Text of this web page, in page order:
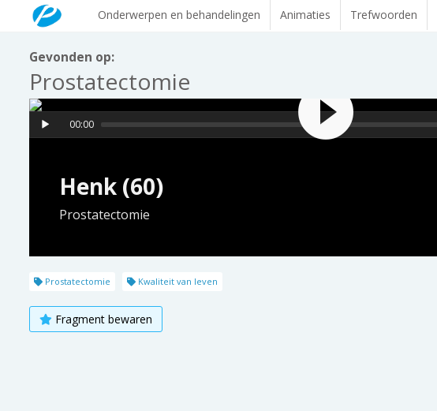
Onderwerpen en behandelingen Animaties Trefwoorden
Gevonden op:
Prostatectomie
Henk (60)
Prostatectomie
00:00
Prostatectomie Kwaliteit van leven
Fragment bewaren